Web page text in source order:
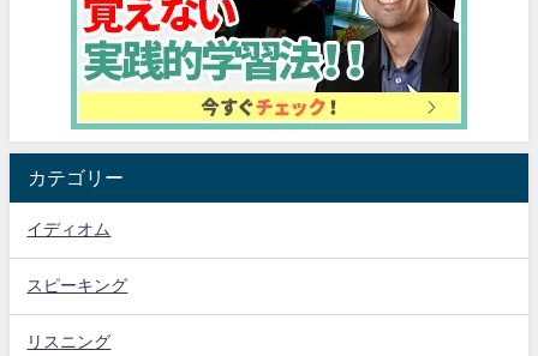
カテゴリー
イディオム
スピーキング
リスニング